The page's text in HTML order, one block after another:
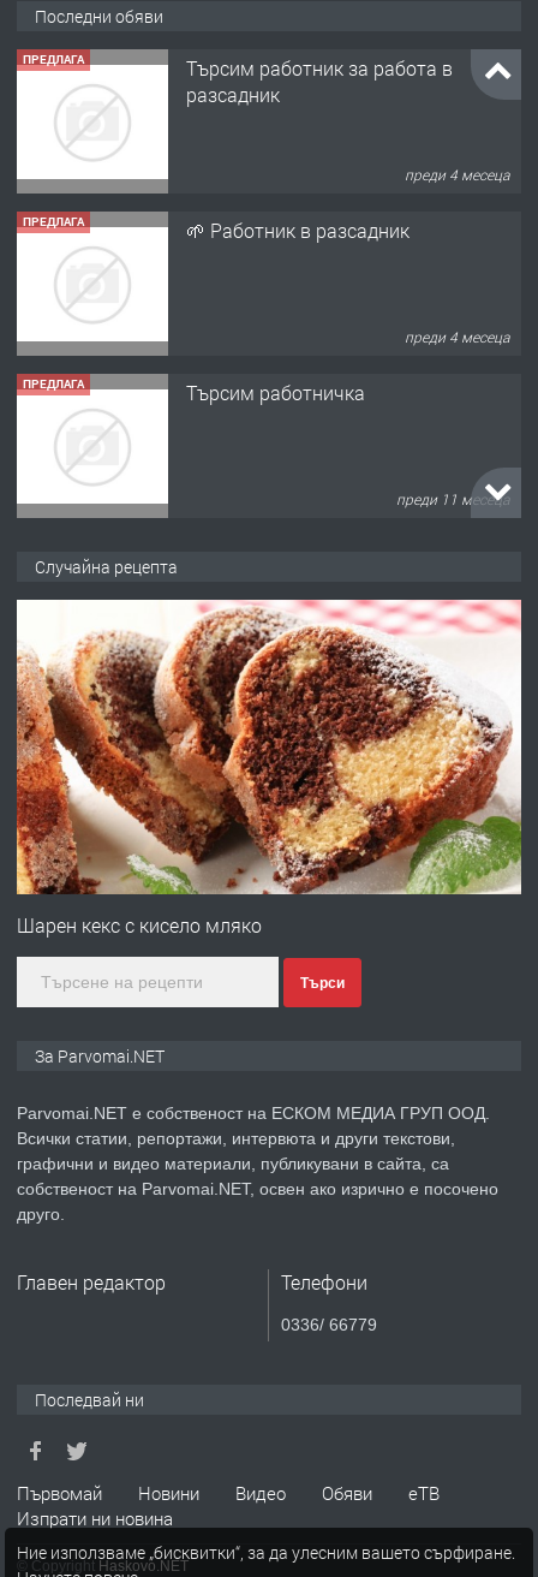
Последни обяви
ПРЕДЛАГА
Търсим работник за работа в
разсадник
преди 4 месеца
ПРЕДЛАГА 🌱 Работник в разсадник
преди 4 месеца
ПРЕДЛАГА Търсим работничка
преди 11 месеца
преди 1 година
ПРЕДЛАГА Работа за общи работници
преди 1 година
ПРЕДЛАГА
Първи поход "По стъпките на Ангел
преди 1 година
ПРЕДЛАГА Уроци по Математика
ТЪРСИ Търсим работник
Случайна рецепта
Шарен кекс с кисело мляко
Търси
За Parvomai.NET
Parvomai.NET е собственост на ЕСКОМ МЕДИА ГРУП ООД.
Всички статии, репортажи, интервюта и други текстови,
графични и видео материали, публикувани в сайта, са
собственост на Parvomai.NET, освен ако изрично е посочено
друго.
Главен редактор Телефони
0336/ 66779
Последвай ни
Първомай Новини Видео Обяви
еТВ
Изпрати ни новина
© Copyright Haskovo.NET
Ние използваме „бисквитки“, за да улесним вашето сърфиране.